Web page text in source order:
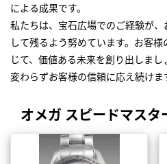
による成果です。
私たちは、宝石広場でのご経験が
して残るよう努めています。お客
じて、価値ある未来を創り出しま
変わらずお客様の信頼に応え続けま
オメガ スピードマス